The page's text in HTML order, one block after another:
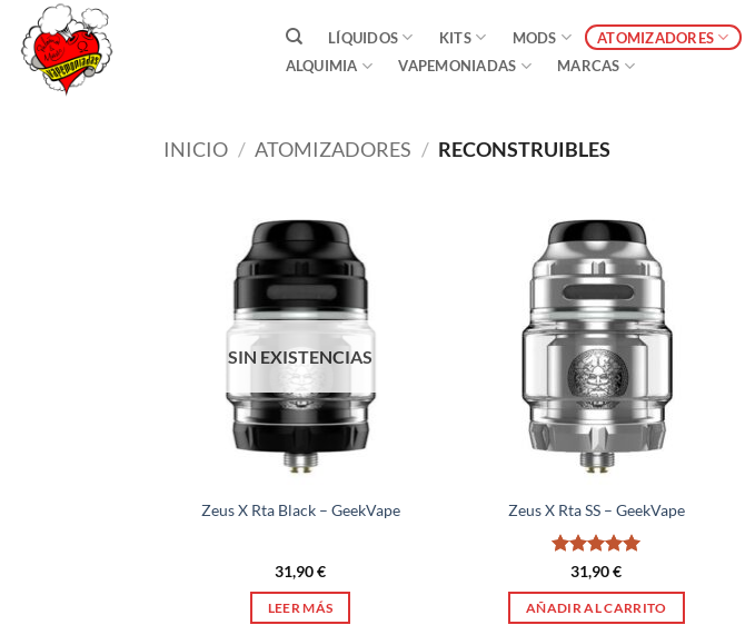
Saltar
contenido
LÍQUIDOS KITS MODS ATOMIZADORES
ALQUIMIA
VAPEMONIADAS MARCAS
INICIO / ATOMIZADORES / RECONSTRUIBLES
SIN EXISTENCIAS
Zeus X Rta Black – GeekVape
31,90€
LEER MÁS
Zeus X Rta SS – GeekVape
Valorado
31,90€
AÑADIR AL CARRITO